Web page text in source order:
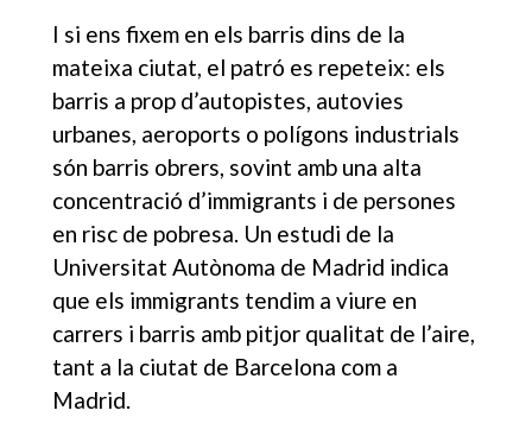
I si ens fixem en els barris dins de la
mateixa ciutat, el patró es repeteix: els
barris a prop d’autopistes, autovies
urbanes, aeroports o polígons industrials
són barris obrers, sovint amb una alta
concentració d’immigrants i de persones
en risc de pobresa. Un estudi de la
Universitat Autònoma de Madrid indica
que els immigrants tendim a viure en
carrers i barris amb pitjor qualitat de l’aire,
tant a la ciutat de Barcelona com a
Madrid.